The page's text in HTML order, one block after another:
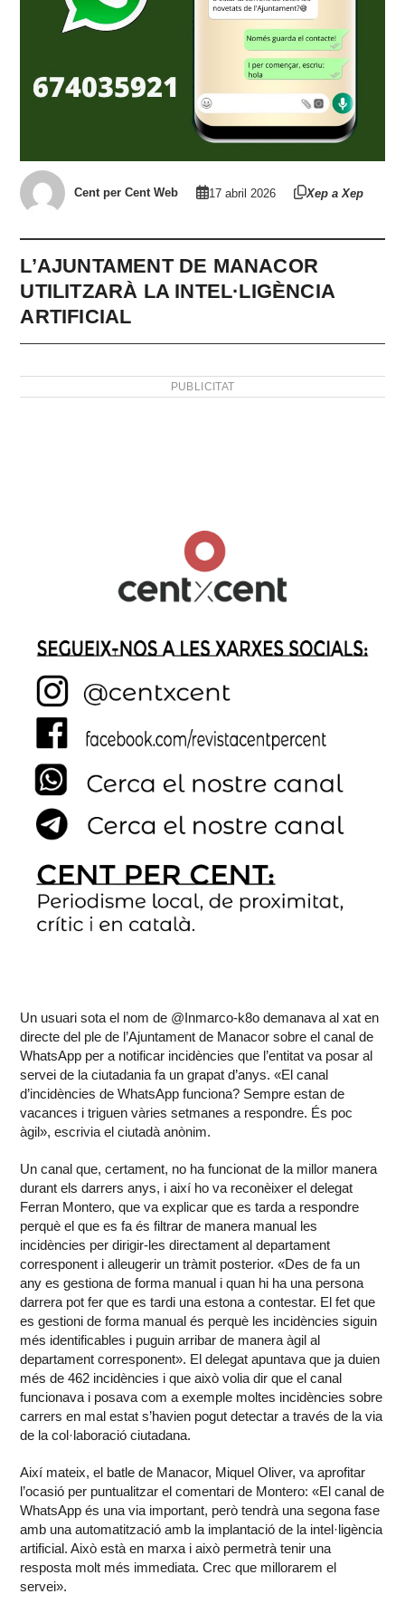
Cent per Cent Web 17 abril 2026 Xep a Xep
L’AJUNTAMENT DE MANACOR
UTILITZARÀ LA INTEL·LIGÈNCIA
ARTIFICIAL
PUBLICITAT
Un usuari sota el nom de @Inmarco-k8o demanava al xat en
directe del ple de l’Ajuntament de Manacor sobre el canal de
WhatsApp per a notificar incidències que l’entitat va posar al
servei de la ciutadania fa un grapat d’anys. «El canal
d’incidències de WhatsApp funciona? Sempre estan de
vacances i triguen vàries setmanes a respondre. És poc
àgil», escrivia el ciutadà anònim.
Un canal que, certament, no ha funcionat de la millor manera
durant els darrers anys, i així ho va reconèixer el delegat
Ferran Montero, que va explicar que es tarda a respondre
perquè el que es fa és filtrar de manera manual les
incidències per dirigir-les directament al departament
corresponent i alleugerir un tràmit posterior. «Des de fa un
any es gestiona de forma manual i quan hi ha una persona
darrera pot fer que es tardi una estona a contestar. El fet que
es gestioni de forma manual és perquè les incidències siguin
més identificables i puguin arribar de manera àgil al
departament corresponent». El delegat apuntava que ja duien
més de 462 incidències i que això volia dir que el canal
funcionava i posava com a exemple moltes incidències sobre
carrers en mal estat s’havien pogut detectar a través de la via
de la col·laboració ciutadana.
Així mateix, el batle de Manacor, Miquel Oliver, va aprofitar
l’ocasió per puntualitzar el comentari de Montero: «El canal de
WhatsApp és una via important, però tendrà una segona fase
amb una automatització amb la implantació de la intel·ligència
artificial. Això està en marxa i això permetrà tenir una
resposta molt més immediata. Crec que millorarem el
servei».